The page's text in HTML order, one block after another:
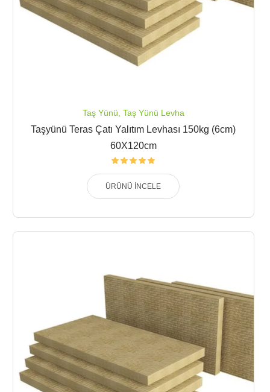
Taş Yünü Taş Yünü Levha
Taşyünü Teras Çatı Yalıtım Levhası 150kg (6cm)
60X120cm
ÜRÜNÜ İNCELE